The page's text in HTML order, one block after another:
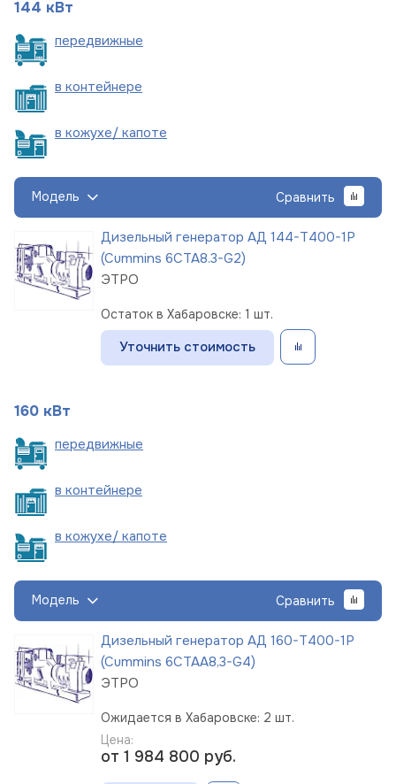
144 кВт
передвижные
в контейнере
в кожухе/ капоте
Модель Сравнить
Дизельный генератор АД 144-Т400-1Р
(Cummins 6CTA8.3-G2)
ЭТРО
Остаток в Хабаровске: 1 шт.
Уточнить стоимость
160 кВт
передвижные
в контейнере
в кожухе/ капоте
Модель Сравнить
Дизельный генератор АД 160-Т400-1Р
(Cummins 6CTAА8,3-G4)
ЭТРО
Ожидается в Хабаровске: 2 шт.
Цена:
от 1 984 800 руб.